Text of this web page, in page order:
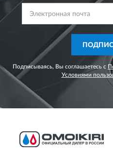
Подписываясь, Вы соглашаетесь с
Условиями